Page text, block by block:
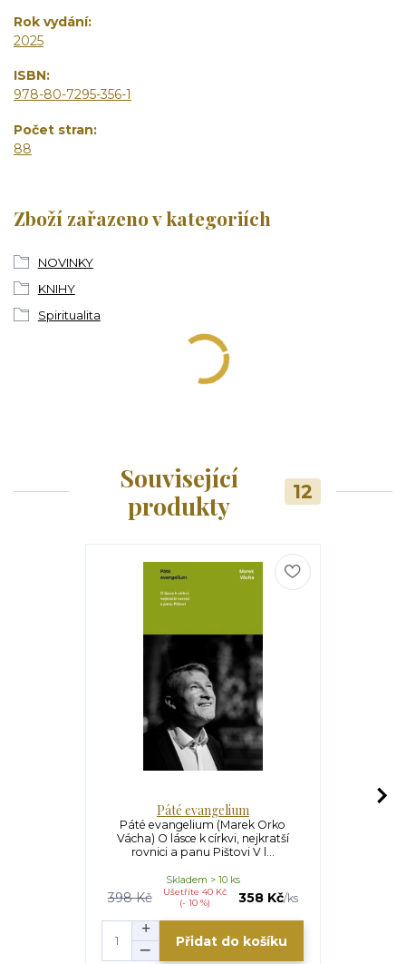
Rok vydání
2025
ISBN
978-80-7295-356-1
Počet stran
88
Zboží zařazeno v kategoriích
NOVINKY
KNIHY
Spiritualita
Související
produkty
12
Páté evangelium
Páté evangelium (Marek Orko
Vácha) O lásce k církvi, nejkratší
rovnici a panu Pištovi V l...
398 Kč
Ušetříte 40 Kč
(- 10 %)
358 Kč/ks
Skladem > 10 ks
Přidat do košíku